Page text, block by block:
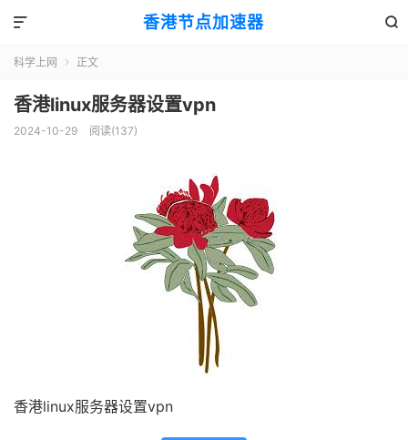
香港节点加速器 

科学上网  正文
香港linux服务器设置vpn
2024-10-29 阅读(137)
香港linux服务器设置vpn